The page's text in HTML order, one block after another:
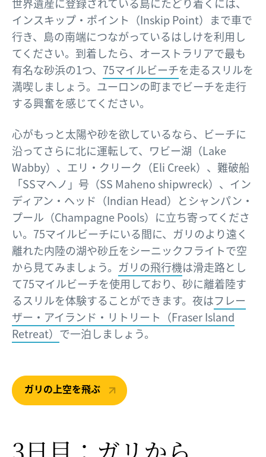
世界遺産に登録されている島にたどり着くには、
インスキップ・ポイント（Inskip Point）まで車で
行き、島の南端につながっているはしけを利用し
てください。到着したら、オーストラリアで最も
有名な砂浜の1つ、 75マイルビーチを走るスリルを
満喫しましょう。ユーロンの町までビーチを走行
する興奮を感じてください。
心がもっと太陽や砂を欲しているなら、ビーチに
沿ってさらに北に運転して、ワビー湖（Lake
Wabby）、エリ・クリーク（Eli Creek）、難破船
「SSマヘノ」号（SS Maheno shipwreck）、イン
ディアン・ヘッド（Indian Head）とシャンパン・
プール（Champagne Pools）に立ち寄ってくださ
い。75マイルビーチにいる間に、ガリのより遠く
離れた内陸の湖や砂丘をシーニックフライトで空
から見てみましょう。 ガリの飛行機は滑走路とし
て75マイルビーチを使用しており、砂に離着陸す
るスリルを体験することができます。夜はフレー
ザー・アイランド・リトリート（Fraser Island
Retreat） で一泊しましょう。
ガリの上空を飛ぶ
3日目：ガリから